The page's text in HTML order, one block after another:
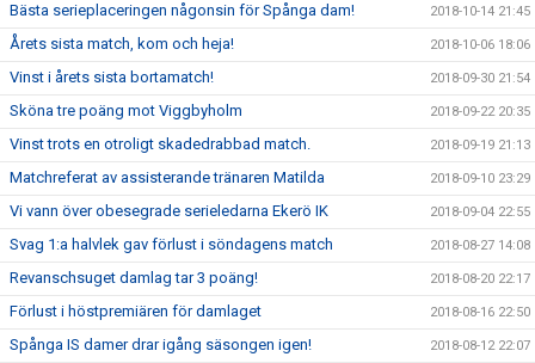
Bästa serieplaceringen någonsin för Spånga dam! 2018-10-14 21:45
Årets sista match, kom och heja! 2018-10-06 18:06
Vinst i årets sista bortamatch! 2018-09-30 21:54
Sköna tre poäng mot Viggbyholm 2018-09-22 20:35
Vinst trots en otroligt skadedrabbad match. 2018-09-19 21:13
Matchreferat av assisterande tränaren Matilda 2018-09-10 23:29
Vi vann över obesegrade serieledarna Ekerö IK 2018-09-04 22:55
Svag 1:a halvlek gav förlust i söndagens match 2018-08-27 14:08
Revanschsuget damlag tar 3 poäng! 2018-08-20 22:17
Förlust i höstpremiären för damlaget 2018-08-16 22:50
Spånga IS damer drar igång säsongen igen! 2018-08-12 22:07